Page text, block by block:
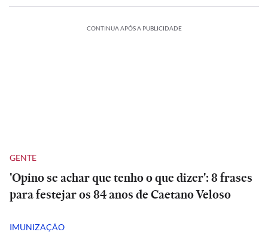
CONTINUA APÓS A PUBLICIDADE
GENTE
'Opino se achar que tenho o que dizer': 8 frases
para festejar os 84 anos de Caetano Veloso
IMUNIZAÇÃO